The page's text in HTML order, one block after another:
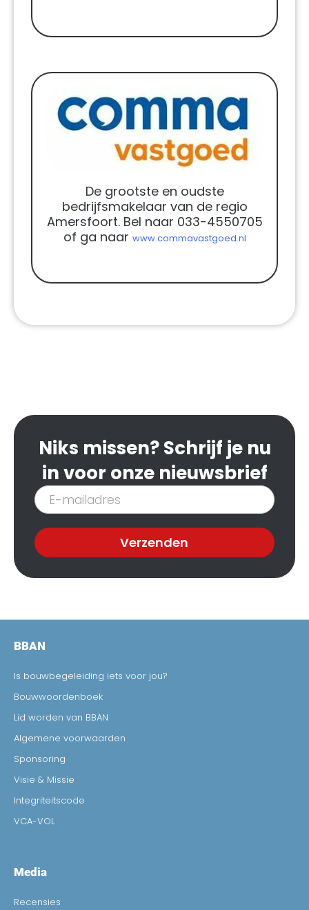
De grootste en oudste
bedrijfsmakelaar van de regio
Amersfoort. Bel naar 033-4550705
of ga naar www.commavastgoed.nl
Niks missen? Schrijf je nu
in voor onze nieuwsbrief
Inschrijven
nieuwsbrief
Verzenden
BBAN
Is bouwbegeleiding iets voor jou?
Bouwwoordenboek
Lid worden van BBAN
Algemene voorwaarden
Sponsoring
Visie & Missie
Integriteitscode
VCA-VOL
Media
Recensies